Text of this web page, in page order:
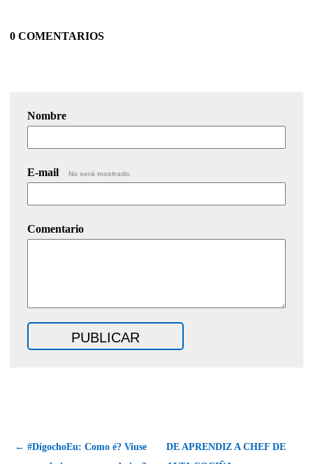
0 COMENTARIOS
Nombre
E-mail No será mostrado.
Comentario
← #DígochoEu: Como é? Viuse
DE APRENDIZ A CHEF DE